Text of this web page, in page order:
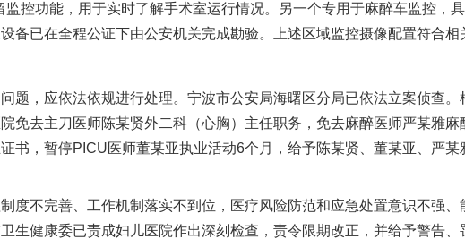
控功能，用于实时了解手术室运行情况。另一个专用于麻醉车监控，
备已在全程公证下由公安机关完成勘验。上述区域监控摄像配置符合相
，应依法依规进行处理。宁波市公安局海曙区分局已依法立案侦查。
免去主刀医师陈某贤外二科（心胸）主任职务，免去麻醉医师严某雅麻
书，暂停PICU医师董某亚执业活动6个月，给予陈某贤、董某亚、严某
不完善、工作机制落实不到位，医疗风险防范和应急处置意识不强、
生健康委已责成妇儿医院作出深刻检查，责令限期改正，并给予警告、